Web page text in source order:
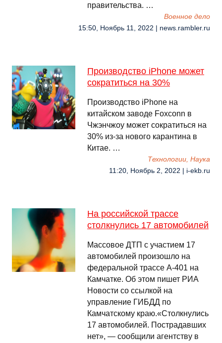
правительства. …
Военное дело
15:50, Ноябрь 11, 2022 | news.rambler.ru
Производство iPhone может
сократиться на 30%
Производство iPhone на
китайском заводе Foxconn в
Чжэнчжоу может сократиться на
30% из-за нового карантина в
Китае. …
Технологии, Наука
11:20, Ноябрь 2, 2022 | i-ekb.ru
На российской трассе
столкнулись 17 автомобилей
Массовое ДТП с участием 17
автомобилей произошло на
федеральной трассе А-401 на
Камчатке. Об этом пишет РИА
Новости со ссылкой на
управление ГИБДД по
Камчатскому краю.«Столкнулись
17 автомобилей​​​. Пострадавших
нет», — сообщили агентству в